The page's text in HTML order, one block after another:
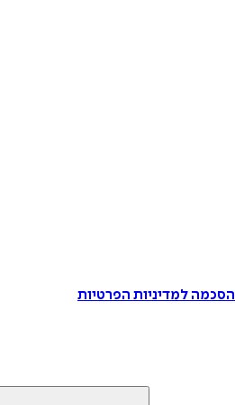
הסכמה למדיניות הפרטיות